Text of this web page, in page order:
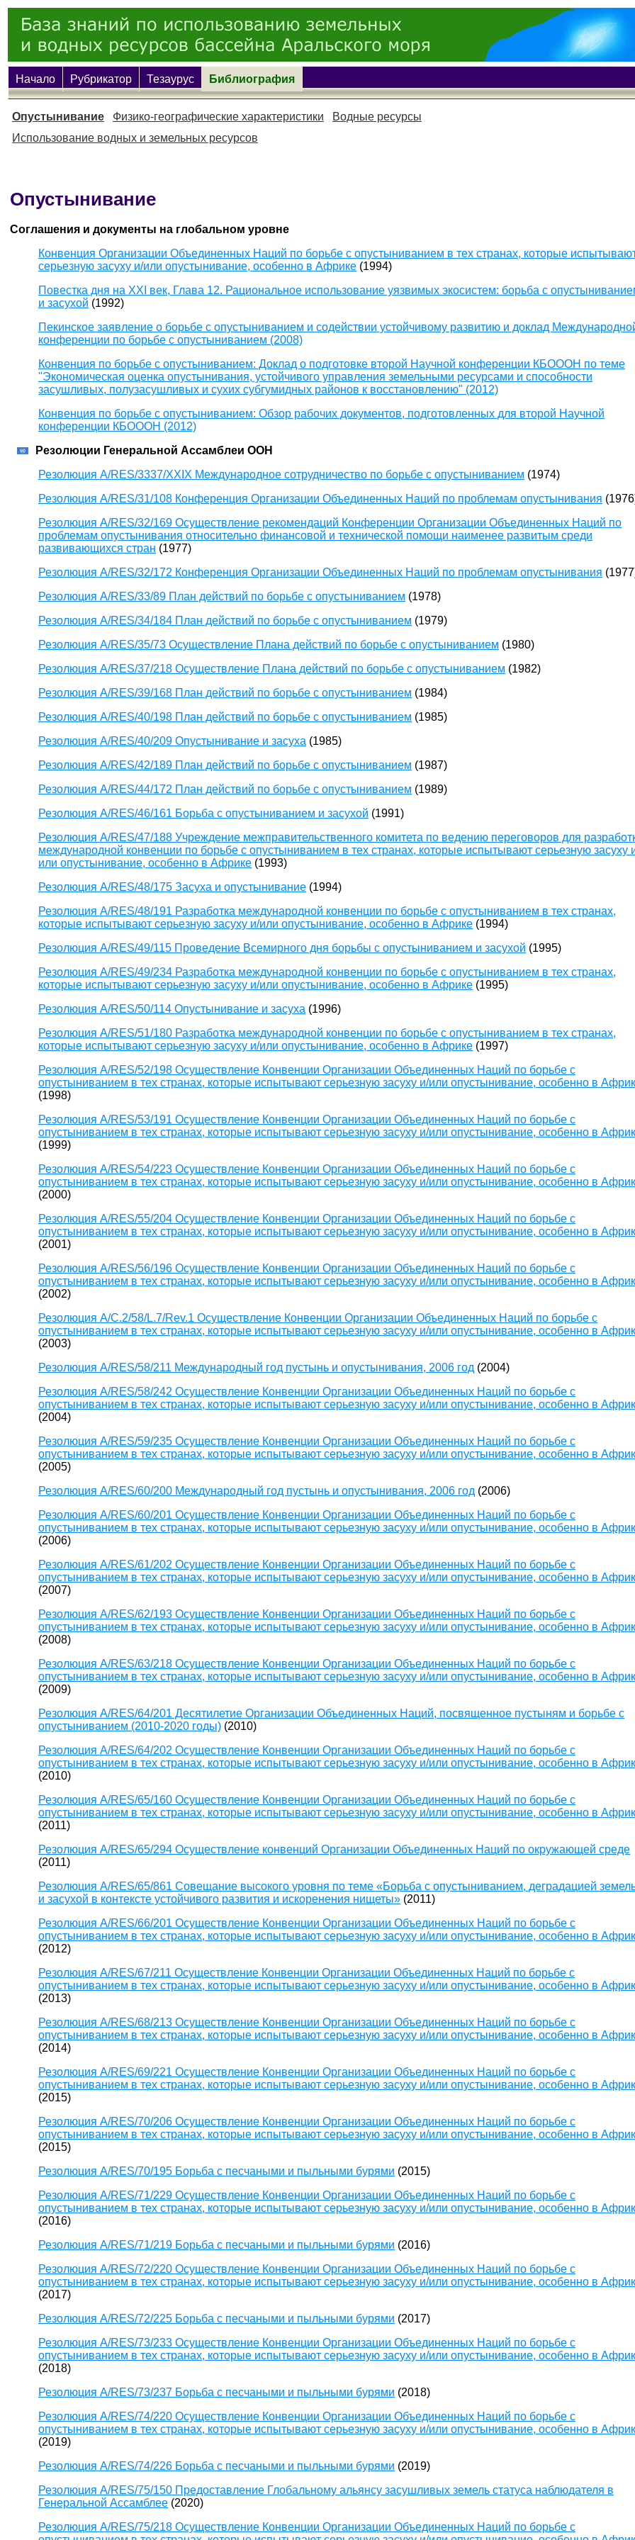
Начало Рубрикатор Тезаурус Библиография
Опустынивание Физико-географические характеристики
Водные ресурсы
Использование водных и земельных ресурсов
Опустынивание
Соглашения и документы на глобальном уровне
Конвенция Организации Объединенных Наций по борьбе с опустыниванием в тех странах, которые
серьезную засуху и/или опустынивание, особенно в Африке (1994)
Повестка дня на XXI век, Глава 12. Рациональное использование уязвимых экосистем: борьба с
и засухой (1992)
Пекинское заявление о борьбе с опустыниванием и содействии устойчивому развитию и доклад
конференции по борьбе с опустыниванием (2008)
Конвенция по борьбе с опустыниванием: Доклад о подготовке второй Научной конференции КБОООН по теме
"Экономическая оценка опустынивания, устойчивого управления земельными ресурсами и способности
засушливых, полузасушливых и сухих субгумидных районов к восстановлению" (2012)
Конвенция по борьбе с опустыниванием: Обзор рабочих документов, подготовленных для второй Научной
конференции КБОООН (2012)
Резолюции Генеральной Ассамблеи ООН
Резолюция A/RES/3337/XXIX Международное сотрудничество по борьбе с опустыниванием (1974)
Резолюция A/RES/31/108 Конференция Организации Объединенных Наций по проблемам опустынивания
Резолюция A/RES/32/169 Осуществление рекомендаций Конференции Организации Объединенных Наций по
проблемам опустынивания относительно финансовой и технической помощи наименее развитым среди
развивающихся стран (1977)
Резолюция A/RES/32/172 Конференция Организации Объединенных Наций по проблемам опустынивания
Резолюция A/RES/33/89 План действий по борьбе с опустыниванием (1978)
Резолюция A/RES/34/184 План действий по борьбе с опустыниванием (1979)
Резолюция A/RES/35/73 Осуществление Плана действий по борьбе с опустыниванием (1980)
Резолюция A/RES/37/218 Осуществление Плана действий по борьбе с опустыниванием (1982)
Резолюция A/RES/39/168 План действий по борьбе с опустыниванием (1984)
Резолюция A/RES/40/198 План действий по борьбе с опустыниванием (1985)
Резолюция A/RES/40/209 Опустынивание и засуха (1985)
Резолюция A/RES/42/189 План действий по борьбе с опустыниванием (1987)
Резолюция A/RES/44/172 План действий по борьбе с опустыниванием (1989)
Резолюция A/RES/46/161 Борьба с опустыниванием и засухой (1991)
Резолюция A/RES/47/188 Учреждение межправительственного комитета по ведению переговоров для
международной конвенции по борьбе с опустыниванием в тех странах, которые испытывают серьезную засуху
или опустынивание, особенно в Африке (1993)
Резолюция A/RES/48/175 Засуха и опустынивание (1994)
Резолюция A/RES/48/191 Разработка международной конвенции по борьбе с опустыниванием в тех странах,
которые испытывают серьезную засуху и/или опустынивание, особенно в Африке (1994)
Резолюция A/RES/49/115 Проведение Всемирного дня борьбы с опустыниванием и засухой (1995)
Резолюция A/RES/49/234 Разработка международной конвенции по борьбе с опустыниванием в тех странах,
которые испытывают серьезную засуху и/или опустынивание, особенно в Африке (1995)
Резолюция A/RES/50/114 Опустынивание и засуха (1996)
Резолюция A/RES/51/180 Разработка международной конвенции по борьбе с опустыниванием в тех странах,
которые испытывают серьезную засуху и/или опустынивание, особенно в Африке (1997)
Резолюция A/RES/52/198 Осуществление Конвенции Организации Объединенных Наций по борьбе с
опустыниванием в тех странах, которые испытывают серьезную засуху и/или опустынивание, особенно в
(1998)
Резолюция A/RES/53/191 Осуществление Конвенции Организации Объединенных Наций по борьбе с
опустыниванием в тех странах, которые испытывают серьезную засуху и/или опустынивание, особенно в
(1999)
Резолюция A/RES/54/223 Осуществление Конвенции Организации Объединенных Наций по борьбе с
опустыниванием в тех странах, которые испытывают серьезную засуху и/или опустынивание, особенно в
(2000)
Резолюция A/RES/55/204 Осуществление Конвенции Организации Объединенных Наций по борьбе с
опустыниванием в тех странах, которые испытывают серьезную засуху и/или опустынивание, особенно в
(2001)
Резолюция A/RES/56/196 Осуществление Конвенции Организации Объединенных Наций по борьбе с
опустыниванием в тех странах, которые испытывают серьезную засуху и/или опустынивание, особенно в
(2002)
Резолюция A/C.2/58/L.7/Rev.1 Осуществление Конвенции Организации Объединенных Наций по борьбе с
опустыниванием в тех странах, которые испытывают серьезную засуху и/или опустынивание, особенно в
(2003)
Резолюция A/RES/58/211 Международный год пустынь и опустынивания, 2006 год (2004)
Резолюция A/RES/58/242 Осуществление Конвенции Организации Объединенных Наций по борьбе с
опустыниванием в тех странах, которые испытывают серьезную засуху и/или опустынивание, особенно в
(2004)
Резолюция A/RES/59/235 Осуществление Конвенции Организации Объединенных Наций по борьбе с
опустыниванием в тех странах, которые испытывают серьезную засуху и/или опустынивание, особенно в
(2005)
Резолюция A/RES/60/200 Международный год пустынь и опустынивания, 2006 год (2006)
Резолюция A/RES/60/201 Осуществление Конвенции Организации Объединенных Наций по борьбе с
опустыниванием в тех странах, которые испытывают серьезную засуху и/или опустынивание, особенно в
(2006)
Резолюция A/RES/61/202 Осуществление Конвенции Организации Объединенных Наций по борьбе с
опустыниванием в тех странах, которые испытывают серьезную засуху и/или опустынивание, особенно в
(2007)
Резолюция A/RES/62/193 Осуществление Конвенции Организации Объединенных Наций по борьбе с
опустыниванием в тех странах, которые испытывают серьезную засуху и/или опустынивание, особенно в
(2008)
Резолюция A/RES/63/218 Осуществление Конвенции Организации Объединенных Наций по борьбе с
опустыниванием в тех странах, которые испытывают серьезную засуху и/или опустынивание, особенно в
(2009)
Резолюция A/RES/64/201 Десятилетие Организации Объединенных Наций, посвященное пустыням и борьбе с
опустыниванием (2010-2020 годы) (2010)
Резолюция A/RES/64/202 Осуществление Конвенции Организации Объединенных Наций по борьбе с
опустыниванием в тех странах, которые испытывают серьезную засуху и/или опустынивание, особенно в
(2010)
Резолюция A/RES/65/160 Осуществление Конвенции Организации Объединенных Наций по борьбе с
опустыниванием в тех странах, которые испытывают серьезную засуху и/или опустынивание, особенно в
(2011)
Резолюция A/RES/65/294 Осуществление конвенций Организации Объединенных Наций по окружающей среде
(2011)
Резолюция A/RES/65/861 Совещание высокого уровня по теме «Борьба с опустыниванием, деградацией
и засухой в контексте устойчивого развития и искоренения нищеты» (2011)
Резолюция A/RES/66/201 Осуществление Конвенции Организации Объединенных Наций по борьбе с
опустыниванием в тех странах, которые испытывают серьезную засуху и/или опустынивание, особенно в
(2012)
Резолюция A/RES/67/211 Осуществление Конвенции Организации Объединенных Наций по борьбе с
опустыниванием в тех странах, которые испытывают серьезную засуху и/или опустынивание, особенно в
(2013)
Резолюция A/RES/68/213 Осуществление Конвенции Организации Объединенных Наций по борьбе с
опустыниванием в тех странах, которые испытывают серьезную засуху и/или опустынивание, особенно в
(2014)
Резолюция A/RES/69/221 Осуществление Конвенции Организации Объединенных Наций по борьбе с
опустыниванием в тех странах, которые испытывают серьезную засуху и/или опустынивание, особенно в
(2015)
Резолюция A/RES/70/206 Осуществление Конвенции Организации Объединенных Наций по борьбе с
опустыниванием в тех странах, которые испытывают серьезную засуху и/или опустынивание, особенно в
(2015)
Резолюция A/RES/70/195 Борьба с песчаными и пыльными бурями (2015)
Резолюция A/RES/71/229 Осуществление Конвенции Организации Объединенных Наций по борьбе с
опустыниванием в тех странах, которые испытывают серьезную засуху и/или опустынивание, особенно в
(2016)
Резолюция A/RES/71/219 Борьба с песчаными и пыльными бурями (2016)
Резолюция A/RES/72/220 Осуществление Конвенции Организации Объединенных Наций по борьбе с
опустыниванием в тех странах, которые испытывают серьезную засуху и/или опустынивание, особенно в
(2017)
Резолюция A/RES/72/225 Борьба с песчаными и пыльными бурями (2017)
Резолюция A/RES/73/233 Осуществление Конвенции Организации Объединенных Наций по борьбе с
опустыниванием в тех странах, которые испытывают серьезную засуху и/или опустынивание, особенно в
(2018)
Резолюция A/RES/73/237 Борьба с песчаными и пыльными бурями (2018)
Резолюция A/RES/74/220 Осуществление Конвенции Организации Объединенных Наций по борьбе с
опустыниванием в тех странах, которые испытывают серьезную засуху и/или опустынивание, особенно в
(2019)
Резолюция A/RES/74/226 Борьба с песчаными и пыльными бурями (2019)
Резолюция A/RES/75/150 Предоставление Глобальному альянсу засушливых земель статуса наблюдателя в
Генеральной Ассамблее (2020)
Резолюция A/RES/75/218 Осуществление Конвенции Организации Объединенных Наций по борьбе с